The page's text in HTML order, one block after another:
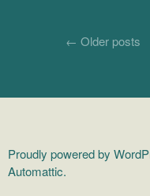
Post navigation
← Older posts
Proudly powered by
Automattic.